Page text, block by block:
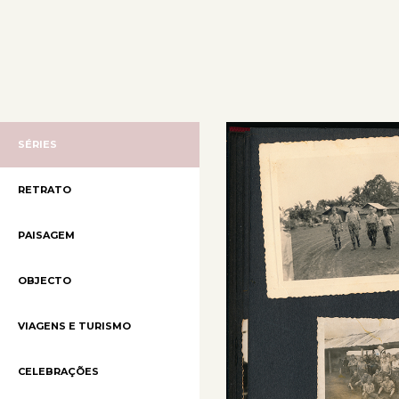
SÉRIES
RETRATO
PAISAGEM
OBJECTO
VIAGENS E TURISMO
CELEBRAÇÕES